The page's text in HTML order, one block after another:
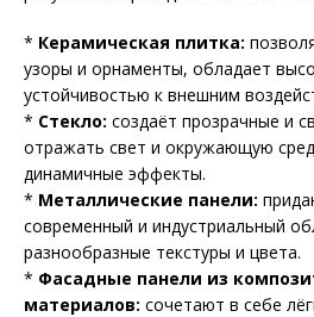
* Керамическая плитка:
узоры и орнаменты, обладает
устойчивостью к внешним
* Стекло: создаёт прозрачные и
отражать свет и окружающую
динамичные эффекты.
* Металлические панели:
современный и индустриальный
разнообразные текстуры и цвета.
* Фасадные панели из
материалов: сочетают в себе